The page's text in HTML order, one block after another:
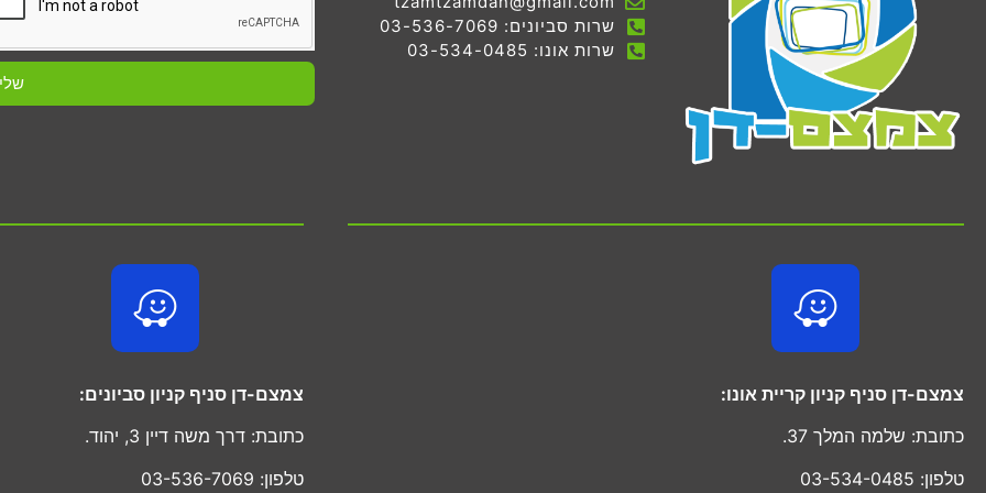
שרות סביונים: 03-536-7069
שרות אונו: 03-534-0485
צמצם-דן סניף קניון קריית אונו:
כתובת: שלמה המלך 37.
טלפון: 03-534-0485
צמצם-דן סניף קניון סביונים:
כתובת: דרך משה דיין 3, יהוד.
טלפון: 03-536-7069